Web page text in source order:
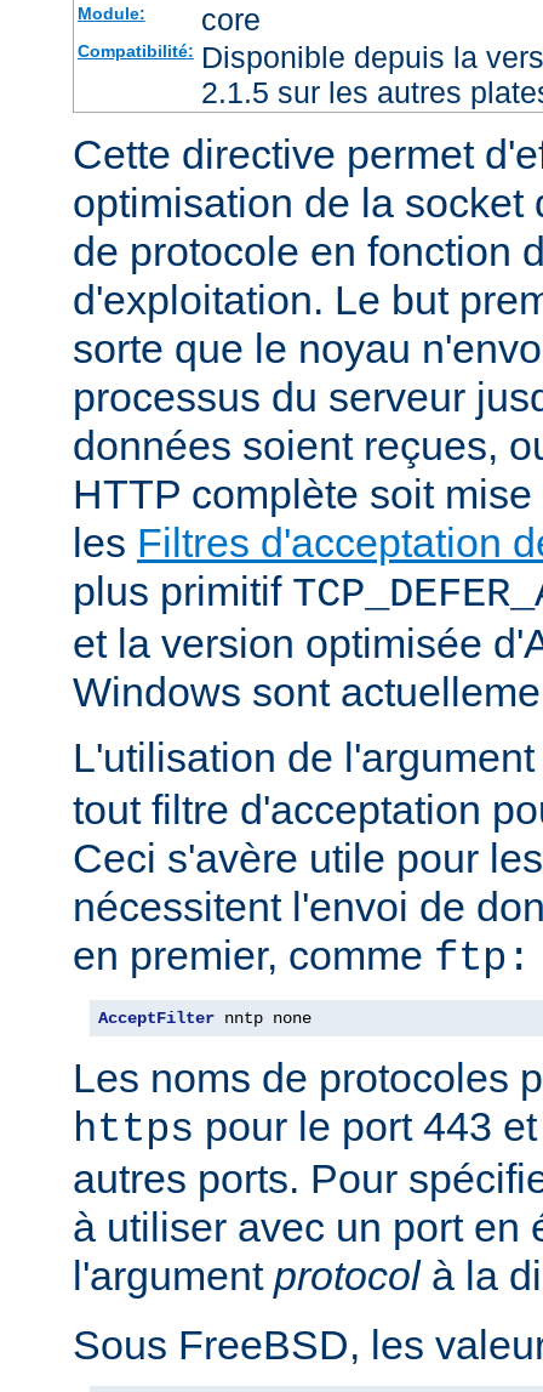
Module: core
Compatibilité: Disponible depuis la
2.1.5 sur les autres
Cette directive permet
optimisation de la socket
de protocole en fonction
d'exploitation. Le but
sorte que le noyau
processus du serveur
données soient reçues,
HTTP complète soit
les Filtres d'acceptation
plus primitif
et la version optimisée
Windows sont
L'utilisation de
tout filtre d'acceptation
Ceci s'avère utile pour
nécessitent l'envoi de
en premier, comme ftp:
AcceptFilter nntp none
Les noms de protocoles
https pour le port 443
autres ports. Pour
à utiliser avec un port en
l'argument protocolà la
Sous FreeBSD, les